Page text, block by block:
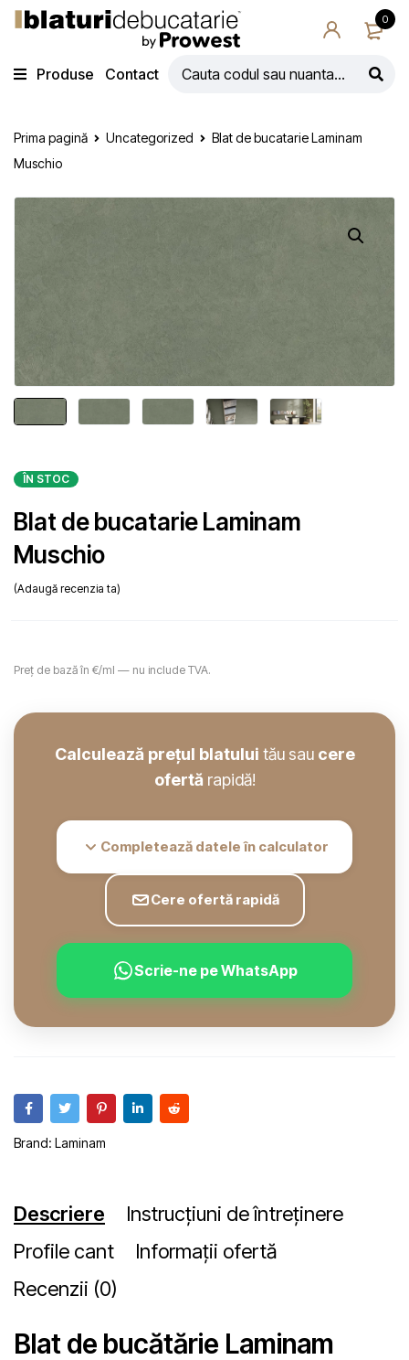
0
Produse Contact
Prima pagină Uncategorized
Blat de bucatarie Laminam
Muschio
ÎN STOC
Blat de bucatarie Laminam
Muschio
Adaugă recenzia ta
Preț de bază în €/ml — nu include TVA.
Calculează prețul blatului tău sau cere
ofertă rapidă!
Completează datele în calculator
Cere ofertă rapidă
Scrie-ne pe WhatsApp
Brand: Laminam
Descriere
Instrucțiuni de întreținere
Profile cant
Informații ofertă
Recenzii (0)
Blat de bucătărie Laminam